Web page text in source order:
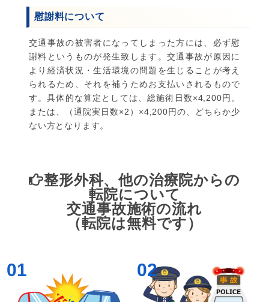
慰謝料について
交通事故の被害者になってしまった方には、必ず慰
謝料というものが発生致します。交通事故が原因に
より経済状況・生活環境の問題を生じることが考え
られるため、それを補うためお支払いされるもので
す。具体的な算定としては、総施術日数×4,200円。
または、（通院実日数×2）×4,200円の、どちらか少
ない方となります。
整形外科、他の治療院からの
転院について
交通事故施術の流れ
（転院は無料です）
01 02